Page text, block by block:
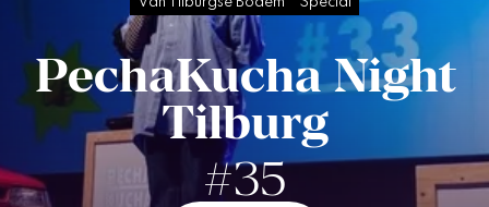
PechaKucha Night
Tilburg
#35